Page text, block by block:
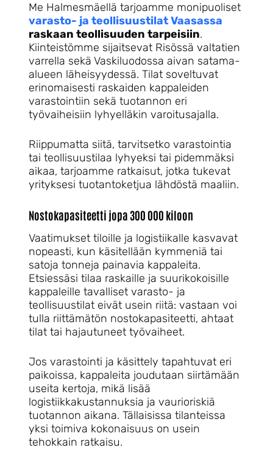
Me Halmesmäellä tarjoamme monipuoliset
varasto- ja teollisuustilat Vaasassa
raskaan teollisuuden tarpeisiin.
Kiinteistömme sijaitsevat Risössä valtatien
varrella sekä Vaskiluodossa aivan satama-
alueen läheisyydessä. Tilat soveltuvat
erinomaisesti raskaiden kappaleiden
varastointiin sekä tuotannon eri
työvaiheisiin lyhyelläkin varoitusajalla.
Riippumatta siitä, tarvitsetko varastointia
tai teollisuustilaa lyhyeksi tai pidemmäksi
aikaa, tarjoamme ratkaisut, jotka tukevat
yrityksesi tuotantoketjua lähdöstä maaliin.
Nostokapasiteetti jopa 300 000 kiloon
Vaatimukset tiloille ja logistiikalle kasvavat
nopeasti, kun käsitellään kymmeniä tai
satoja tonneja painavia kappaleita.
Etsiessäsi tilaa raskaille ja suurikokoisille
kappaleille tavalliset varasto- ja
teollisuustilat eivät usein riitä: vastaan voi
tulla riittämätön nostokapasiteetti, ahtaat
tilat tai hajautuneet työvaiheet.
Jos varastointi ja käsittely tapahtuvat eri
paikoissa, kappaleita joudutaan siirtämään
useita kertoja, mikä lisää
logistiikkakustannuksia ja vaurioriskiä
tuotannon aikana. Tällaisissa tilanteissa
yksi toimiva kokonaisuus on usein
tehokkain ratkaisu.